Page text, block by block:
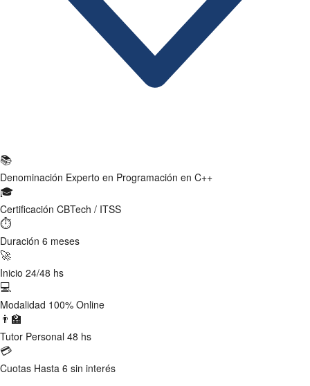
📚
Denominación Experto en Programación en C++
🎓
Certificación CBTech / ITSS
⏱
Duración 6 meses
🚀
Inicio 24/48 hs
💻
Modalidad 100% Online
👨‍🏫
Tutor Personal 48 hs
💳
Cuotas Hasta 6 sin interés